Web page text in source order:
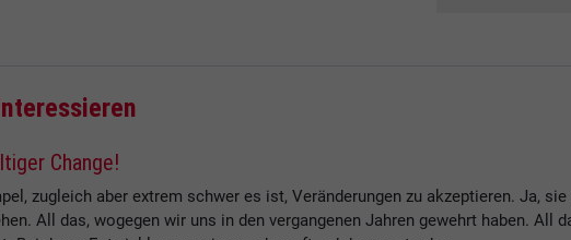
Change!
zugleich aber extrem schwer es ist, Veränderungen zu akzeptieren. Ja,
All das, wogegen wir uns in den vergangenen Jahren gewehrt haben. All